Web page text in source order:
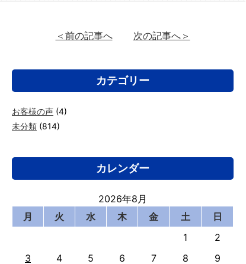
＜前の記事へ 次の記事へ＞
カテゴリー
お客様の声 (4)
未分類 (814)
カレンダー
2026年8月
月
火 水 木 金 土
日
1
2
3
4 5 6 7 8 9